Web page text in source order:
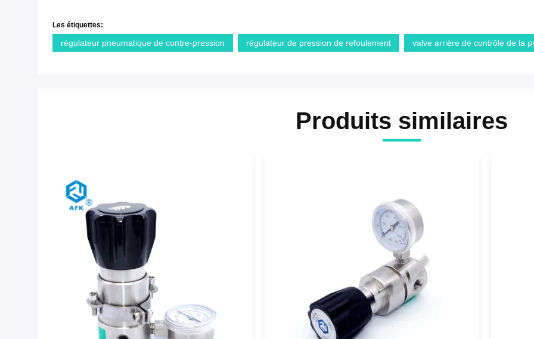
Les étiquettes:
régulateur pneumatique de contre-pression régulateur de pression de refoulement valve arrière de contrôle de la
Produits similaires